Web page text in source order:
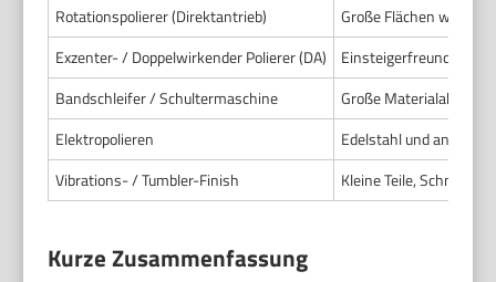
Rotationspolierer (Direktantrieb)
Große Flächen wie
Exzenter- / Doppelwirkender Polierer (DA)
Einsteigerfreundlich.
Bandschleifer / Schultermaschine
Große
Elektropolieren
Edelstahl und andere
Vibrations- / Tumbler-Finish
Kleine Teile,
Kurze Zusammenfassung